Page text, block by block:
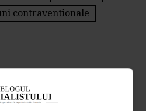
contraventionale
pe Email!